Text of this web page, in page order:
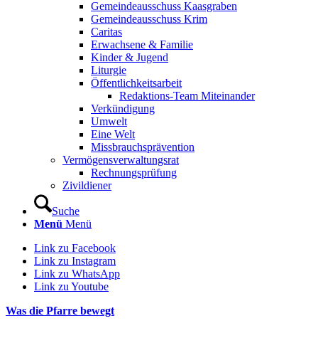
Gemeindeausschuss Kaasgraben
Gemeindeausschuss Krim
Caritas
Erwachsene & Familie
Kinder & Jugend
Liturgie
Öffentlichkeitsarbeit
Redaktions-Team Miteinander
Verkündigung
Umwelt
Eine Welt
Missbrauchsprävention
Vermögensverwaltungsrat
Rechnungsprüfung
Zivildiener
Suche
Menü Menü
Link zu Facebook
Link zu Instagram
Link zu WhatsApp
Link zu Youtube
Was die Pfarre bewegt